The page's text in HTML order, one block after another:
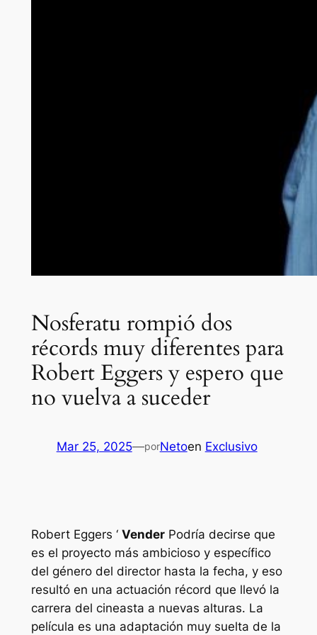
Nosferatu rompió dos
récords muy diferentes para
Robert Eggers y espero que
no vuelva a suceder
Mar 25, 2025—porNetoen Exclusivo
Robert Eggers ‘ VenderPodría decirse que
es el proyecto más ambicioso y específico
del género del director hasta la fecha, y eso
resultó en una actuación récord que llevó la
carrera del cineasta a nuevas alturas. La
película es una adaptación muy suelta de la